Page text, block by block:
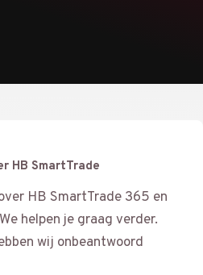
HB SmartTrade
HB SmartTrade 365 en
helpen je graag verder.
wij onbeantwoord